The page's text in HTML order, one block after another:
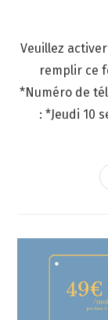
Veuillez
remplir ce
*Numéro de
: *Jeudi 10